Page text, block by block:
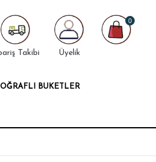
Takibi Üyelik
0
BUKETLER